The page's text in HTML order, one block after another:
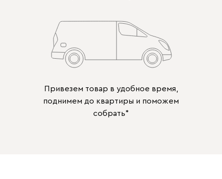
Привезем товар в удобное время,
поднимем до квартиры и поможем
собрать*